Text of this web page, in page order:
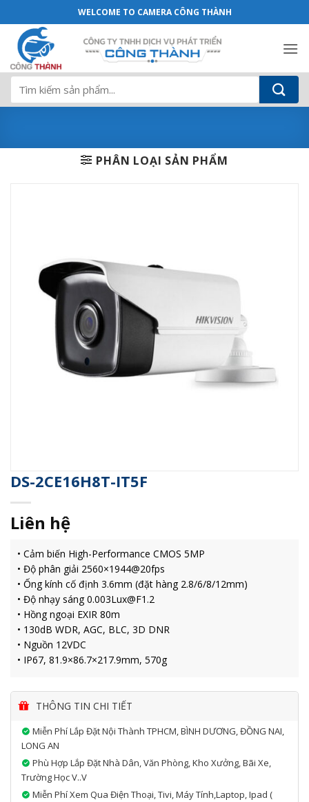
qua
dung
DS-2CE16H8T-IT5F - Camera Công Thành
WELCOME TO CAMERA CÔNG THÀNH
Tìm
kiếm:
PHÂN LOẠI SẢN PHẨM
DS-2CE16H8T-IT5F
Liên hệ
• Cảm biến High-Performance CMOS 5MP
• Độ phân giải 2560×1944@20fps
• Ống kính cố định 3.6mm (đặt hàng 2.8/6/8/12mm)
• Độ nhạy sáng 0.003Lux@F1.2
• Hồng ngoại EXIR 80m
• 130dB WDR, AGC, BLC, 3D DNR
• Nguồn 12VDC
• IP67, 81.9×86.7×217.9mm, 570g
THÔNG TIN CHI TIẾT
Miễn Phí Lắp Đặt Nội Thành TPHCM, BÌNH DƯƠNG, ĐỒNG NAI,
LONG AN
Phù Hợp Lắp Đặt Nhà Dân, Văn Phòng, Kho Xưởng, Bãi Xe,
Trường Học V..v
Miễn Phí Xem Qua Điện Thoại, Tivi, Máy Tính,laptop, Ipad (